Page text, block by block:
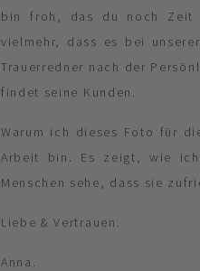
bin froh, das du noch Zeit
vielmehr, dass es bei
Trauerredner nach der
findet seine Kunden.
Warum ich dieses Foto für
Arbeit bin. Es zeigt, wie
Menschen sehe, dass sie
Liebe & Vertrauen.
Anna.